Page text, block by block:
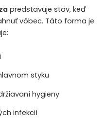
predstavuje stav, keď
vôbec. Táto forma je
styku
hygieny
infekcií